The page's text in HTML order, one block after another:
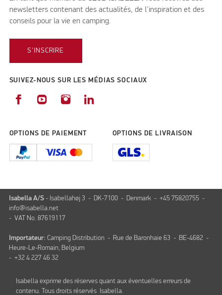
newsletters contenant des actualités, de l'inspiration et des
conseils pour la vie en camping.
S'INSCRIRE
SUIVEZ-NOUS SUR LES MÉDIAS SOCIAUX
OPTIONS DE PAIEMENT OPTIONS DE LIVRAISON
Isabella A/S - Isabellahøj 3 - DK-7100 - Denmark - +45 75820755 -
info@isabella.net
- VAT No. 87619117
Importateur: Camping Distribution - Rue de Baronhaie 63 - BE-4682 -
Heure-Le-Romain, Belgium
- +32 4 227 46 32
Isabella exprime des réserves quant aux éventuelles erreurs de
contenu. Tous droits réservés Isabella.